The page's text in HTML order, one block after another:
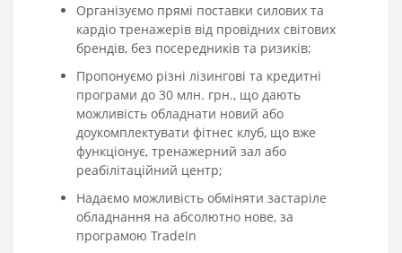
Організуємо прямі поставки силових та
кардіо тренажерів від провідних світових
брендів, без посередників та ризиків;
Пропонуємо різні лізингові та кредитні
програми до 30 млн. грн., що дають
можливість обладнати новий або
доукомплектувати фітнес клуб, що вже
функціонує, тренажерний зал або
реабілітаційний центр;
Надаємо можливість обміняти застаріле
обладнання на абсолютно нове, за
програмою TradeIn